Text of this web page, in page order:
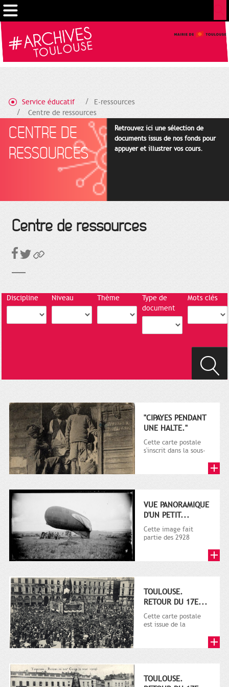
Service éducatif
E-ressources
Centre de ressources
CENTRE DE
RESSOURCES
Retrouvez ici une sélection de
documents issus de nos fonds pour
appuyer et illustrer vos cours.
Centre de ressources
Discipline Niveau Thème
Type de
document
Mots clés
"CIPAYES PENDANT
UNE HALTE."
Cette carte postale
s'inscrit dans la sous-
plusieurs milliers de...
VUE PANORAMIQUE
D'UN PETIT...
Cette image fait
partie des 2928
1914-1918)...
TOULOUSE.
RETOUR DU 17E...
Cette carte postale
est issue de la
s'agit d'une...
TOULOUSE.
Gestion de vos préférences sur les cookies